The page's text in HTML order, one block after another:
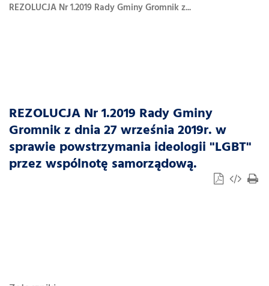
REZOLUCJA Nr 1.2019 Rady Gminy Gromnik z...
REZOLUCJA Nr 1.2019 Rady Gminy
Gromnik z dnia 27 września 2019r. w
sprawie powstrzymania ideologii "LGBT"
przez wspólnotę samorządową.